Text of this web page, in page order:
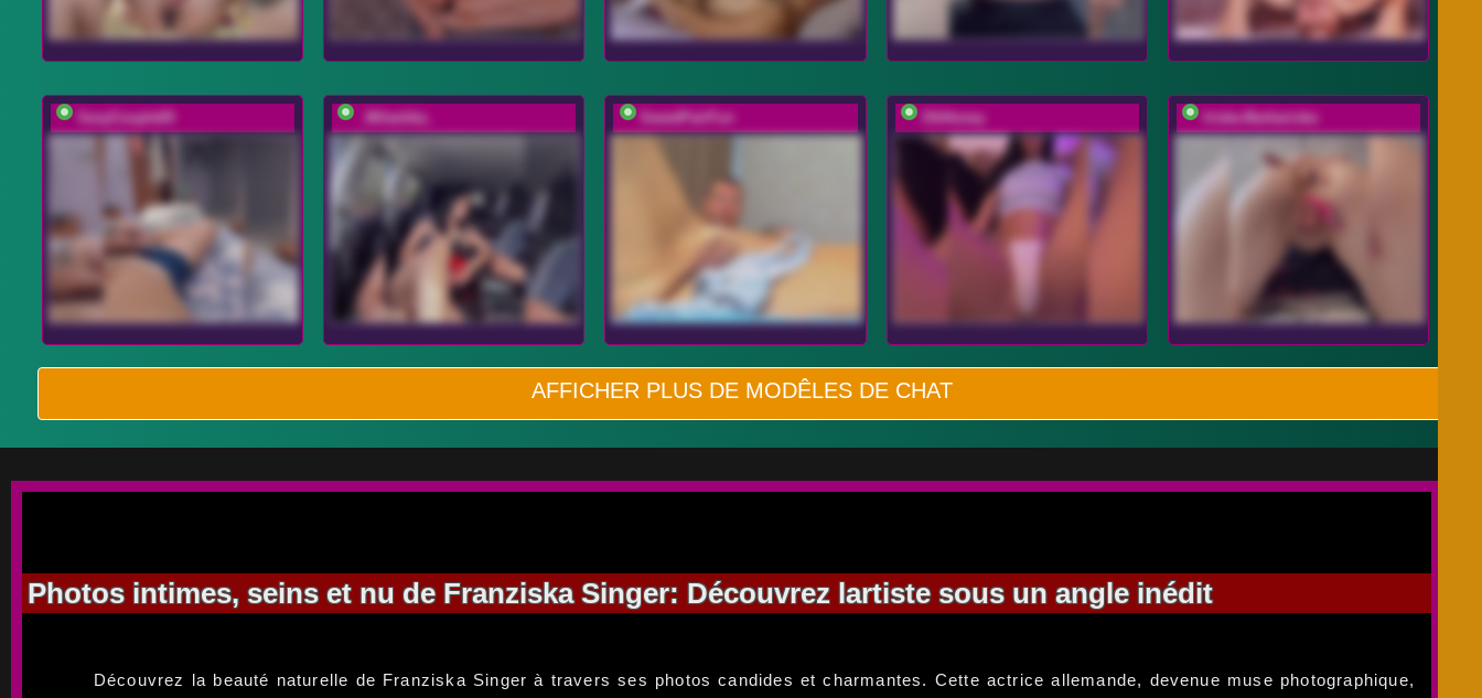
SexyCouple69 _Milashka_ SweetPairFun OhHoney Iriska-Barbariska
AFFICHER PLUS DE MODÊLES DE CHAT
Photos intimes, seins et nu de Franziska Singer: Découvrez lartiste sous un angle inédit
Découvrez la beauté naturelle de Franziska Singer à travers ses photos candides et charmantes. Cette actrice allemande, devenue muse photographique,